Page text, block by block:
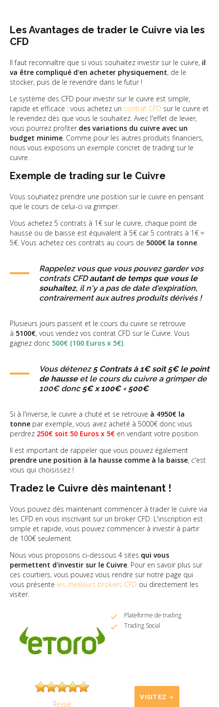
Les Avantages de trader le Cuivre via les
CFD
Il faut reconnaître que si vous souhaitez investir sur le cuivre, il
va être compliqué d'en acheter physiquement, de le
stocker, puis de le revendre dans le futur !
Le système des CFD pour investir sur le cuivre est simple,
rapide et efficace : vous achetez un contrat CFD sur le cuivre et
le revendez dès que vous le souhaitez. Avec l'effet de levier,
vous pourrez profiter des variations du cuivre avec un
budget minime. Comme pour les autres produits financiers,
nous vous exposons un exemple concret de trading sur le
cuivre.
Exemple de trading sur le Cuivre
Vous souhaitez prendre une position sur le cuivre en pensant
que le cours de celui-ci va grimper.
Vous achetez 5 contrats à 1€ sur le cuivre, chaque point de
hausse ou de baisse est équivalent à 5€ car 5 contrats à 1€ =
5€. Vous achetez ces contrats au cours de 5000€ la tonne.
Rappelez vous que vous pouvez garder vos
contrats CFDautant de temps que vous le
souhaitez, il n'y a pas de date d'expiration,
contrairement aux autres produits dérivés !
Plusieurs jours passent et le cours du cuivre se retrouve
à 5100€, vous vendez vos contrat CFD sur le Cuivre. Vous
gagnez donc 500€ (100 Euros x 5€).
Vous détenez5 Contrats à 1€ soit 5€ le point
de hausseet le cours du cuivre a grimper de
100€ donc 5€ x 100€ = 500€
Si à l'inverse, le cuivre a chuté et se retrouve à 4950€ la
tonne par exemple, vous avez acheté à 5000€ donc vous
perdrez 250€ soit 50 Euros x 5€ en vendant votre position.
Il est important de rappeler que vous pouvez également
prendre une position à la hausse comme à la baisse, c'est
vous qui choisissez !
Tradez le Cuivre dès maintenant !
Vous pouvez dès maintenant commencer à trader le cuivre via
les CFD en vous inscrivant sur un broker CFD. L'inscription est
simple et rapide, vous pouvez commencer à investir à partir
de 100€ seulement.
Nous vous proposons ci-dessous 4 sites qui vous
permettent d'investir sur le Cuivre. Pour en savoir plus sur
ces courtiers, vous pouvez vous rendre sur notre page qui
vous présente les meilleurs brokers CFD ou directement les
visiter.
Plateforme de trading
Trading Social
Revue
VISITEZ